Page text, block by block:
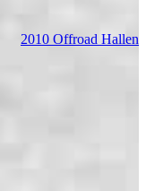
2010 Offroad Hallen